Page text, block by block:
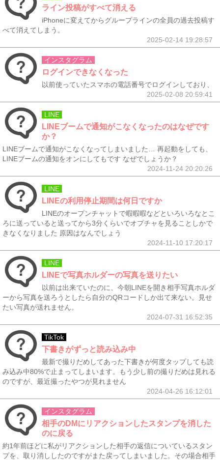
ライン投稿がすべて消える
iPhoneに変えてからグループラインの全員の過去投稿す
べて消えてしまう。
2025-02-14 19:28:57
インスタグラム
ログインできなくなった
以前使っていたスマホの電話番号でログインしており、
2025-02-08 20:59:41
LINE
LINEブームで通知がこなくなったのはなぜです
か？
LINEブームで通知がこなくなってしまいました… 再起動をしても、
LINEブームの通知をオンにしてもです なぜでしょうか？
2024-11-24 20:20:26
LINE
LINEの利用停止期間は何日ですか
LINEのオープンチャットで暇暇暇などといろいろなとこ
ろに送っていると送ってから3分くらいでオプチャを見ることしかで
きなくなりました 原因はなんでしょう
2024-11-10 17:20:17
LINE
LINEで写真ホルダーの写真を送りたい
以前は出来ていたのに、今朝LINEを開き相手写真ホルダ
ーから写真を送ろうとしたら自分のQRコードしか出て来ない。見せ
たい写真が送れません。
2024-07-31 16:52:35
TikTok
下書きがずっと読み込み中
最新で撮りだめしてあった下書きが何度タップしても読
み込み中80%で止まってしまいます。もう少し前の撮りだめは見れる
のですが、最近撮ったやつが見れません
2024-04-26 16:12:01
インスタグラム
相手のDMにリアクションしたスタンプを消した
のに戻る
約1年前ほどに私がリアクションした相手の返信についているスタン
プを、取り消ししたのですがまた戻ってしまいました。その場合相手